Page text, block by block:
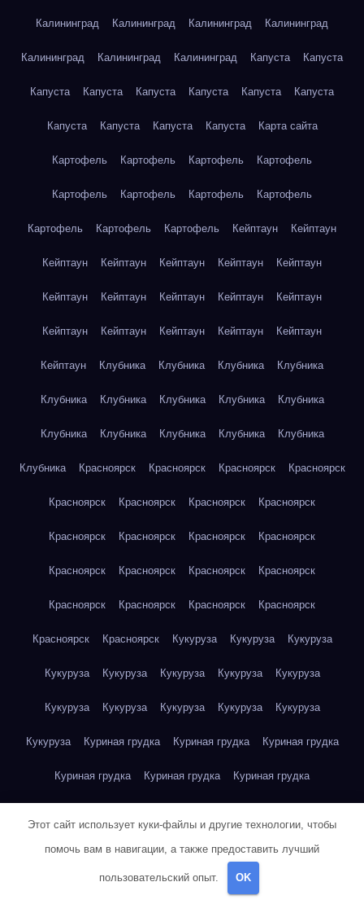
Калининград Калининград Калининград Калининград
Калининград Калининград Калининград Капуста Капуста
Капуста Капуста Капуста Капуста Капуста Капуста
Капуста Капуста Капуста Капуста Карта сайта
Картофель Картофель Картофель Картофель
Картофель Картофель Картофель Картофель
Картофель Картофель Картофель Кейптаун Кейптаун
Кейптаун Кейптаун Кейптаун Кейптаун Кейптаун
Кейптаун Кейптаун Кейптаун Кейптаун Кейптаун
Кейптаун Кейптаун Кейптаун Кейптаун Кейптаун
Кейптаун Клубника Клубника Клубника Клубника
Клубника Клубника Клубника Клубника Клубника
Клубника Клубника Клубника Клубника Клубника
Клубника Красноярск Красноярск Красноярск Красноярск
Красноярск Красноярск Красноярск Красноярск
Красноярск Красноярск Красноярск Красноярск
Красноярск Красноярск Красноярск Красноярск
Красноярск Красноярск Красноярск Красноярск
Красноярск Красноярск Кукуруза Кукуруза Кукуруза
Кукуруза Кукуруза Кукуруза Кукуруза Кукуруза
Кукуруза Кукуруза Кукуруза Кукуруза Кукуруза
Кукуруза Куриная грудка Куриная грудка Куриная грудка
Куриная грудка Куриная грудка Куриная грудка
Куриная грудка Куриная грудка Куриная грудка
Куриная грудка Куриная грудка Куриная грудка
Этот сайт использует куки-файлы и другие технологии, чтобы
помочь вам в навигации, а также предоставить лучший
пользовательский опыт. OK